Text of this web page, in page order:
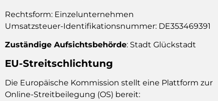
Rechtsform: Einzelunternehmen
Umsatzsteuer-Identifikationsnummer: DE353469391
Zuständige Aufsichtsbehörde: Stadt Glückstadt
EU-Streitschlichtung
Die Europäische Kommission stellt eine Plattform zur
Online-Streitbeilegung (OS) bereit: